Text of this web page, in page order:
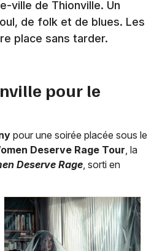
ville de Thionville. Un
de folk et de blues. Les
place sans tarder.
pour le
pour une soirée placée sous le
Deserve Rage Tour, la
Deserve Rage, sorti en